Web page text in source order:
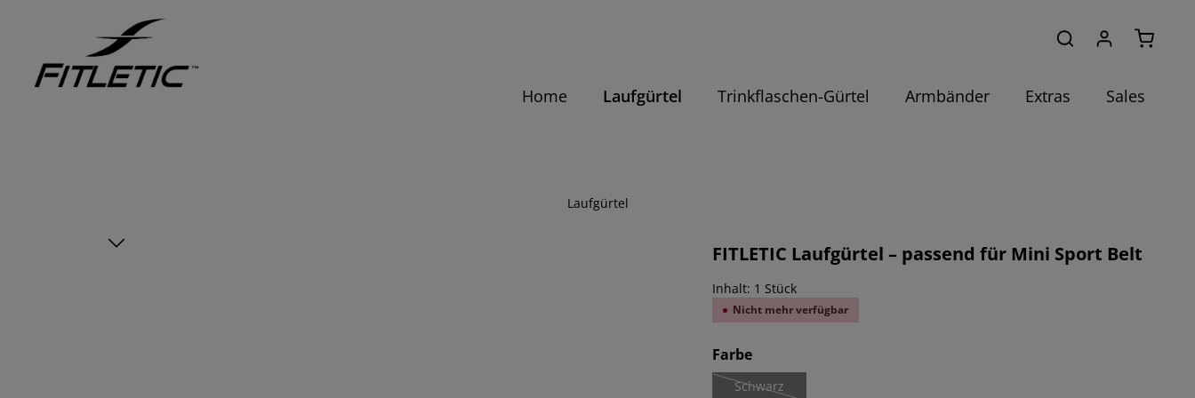
Zur Hauptnavigation springen
Home Laufgürtel Trinkflaschen-Gürtel Armbänder Extras Sales
Laufgürtel
Bildergalerie überspringen FITLETIC Laufgürtel – passend für Mini Sport Belt
Inhalt: 1 Stück
Nicht mehr verfügbar
Farbeauswählen
Schwarz